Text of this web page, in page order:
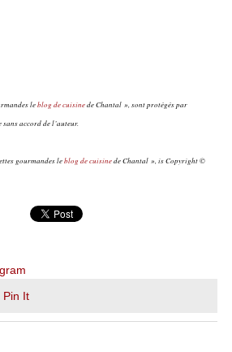
leblog de cuisinede Chantal », sont protégés par
accord de l’auteur.
gourmandes leblog de cuisinede Chantal », is Copyright ©
Pin It